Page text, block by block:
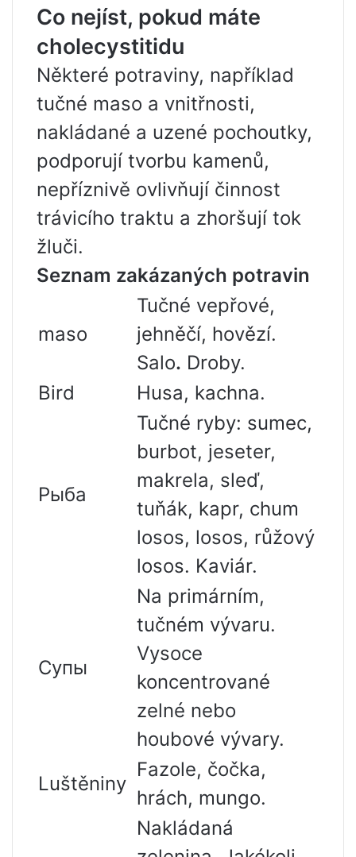
Co nejíst, pokud máte
cholecystitidu
Některé potraviny, například
tučné maso a vnitřnosti,
nakládané a uzené pochoutky,
podporují tvorbu kamenů,
nepříznivě ovlivňují činnost
trávicího traktu a zhoršují tok
žluči.
Seznam zakázaných potravin
maso
Tučné vepřové,
jehněčí, hovězí.
Salo. Droby.
Bird
Husa, kachna.
Рыба
Tučné ryby: sumec,
burbot, jeseter,
makrela, sleď,
tuňák, kapr, chum
losos, losos, růžový
losos. Kaviár.
Супы
Na primárním,
tučném vývaru.
Vysoce
koncentrované
zelné nebo
houbové vývary.
Luštěniny
Fazole, čočka,
hrách, mungo.
Nakládaná